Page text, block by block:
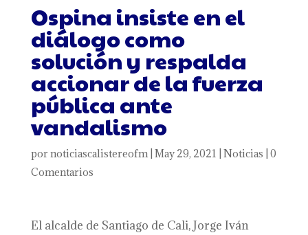
Ospina insiste en el
diálogo como
solución y respalda
accionar de la fuerza
pública ante
vandalismo
por noticiascalistereofm| May 29, 2021 Noticias 0
Comentarios
El alcalde de Santiago de Cali, Jorge Iván